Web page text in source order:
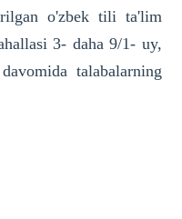
o'zbek tili ta'lim
3- daha 9/1- uy,
talabalarning